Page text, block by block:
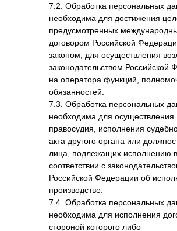
7.2. Обработка персональных
необходима для достижения
предусмотренных
договором Российской
законом, для осуществления
законодательством Российской
на оператора функций,
обязанностей.
7.3. Обработка персональных
необходима для осуществления
правосудия, исполнения
акта другого органа или
лица, подлежащих исполнению в
соответствии с
Российской Федерации об
производстве.
7.4. Обработка персональных
необходима для исполнения
стороной которого либо